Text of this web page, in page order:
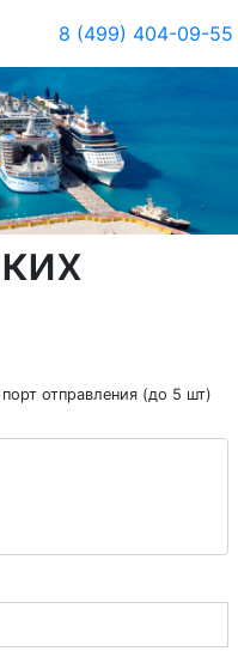
8 (499) 404-09-55
отправления (до 5 шт)